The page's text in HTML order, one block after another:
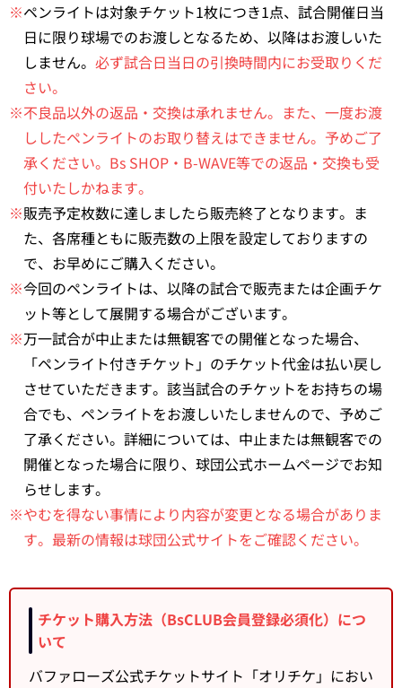
※ペンライトは対象チケット1枚につき1点、試合開催日当
日に限り球場でのお渡しとなるため、以降はお渡しいた
しません。 必ず試合日当日の引換時間内にお受取りくだ
さい。
※不良品以外の返品・交換は承れません。また、一度お渡
ししたペンライトのお取り替えはできません。予めご了
承ください。Bs SHOP・B-WAVE等での返品・交換も受
付いたしかねます。
※販売予定枚数に達しましたら販売終了となります。ま
た、各席種ともに販売数の上限を設定しておりますの
で、お早めにご購入ください。
※今回のペンライトは、以降の試合で販売または企画チケ
ット等として展開する場合がございます。
※万一試合が中止または無観客での開催となった場合、
「ペンライト付きチケット」のチケット代金は払い戻し
させていただきます。該当試合のチケットをお持ちの場
合でも、ペンライトをお渡しいたしませんので、予めご
了承ください。詳細については、中止または無観客での
開催となった場合に限り、球団公式ホームページでお知
らせします。
※やむを得ない事情により内容が変更となる場合がありま
す。最新の情報は球団公式サイトをご確認ください。
チケット購入方法（BsCLUB会員登録必須化）につ
いて
バファローズ公式チケットサイト「オリチケ」におい